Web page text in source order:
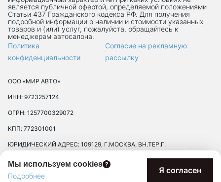
Мы используем cookies
Подробнее
Я согласен
является публичной офертой, определяемой положениями
Статьи 437 Гражданского кодекса РФ. Для получения
подробной информации о наличии и стоимости указанных
товаров и (или) услуг, пожалуйста, обращайтесь к
менеджерам автосалона.
Политика
конфиденциальности
Согласие на рекламную
рассылку
ООО «МИР АВТО»
ИНН: 9723257124
ОГРН: 1257700329072
КПП: 772301001
ЮРИДИЧЕСКИЙ АДРЕС: 109129, Г.МОСКВА, ВН.ТЕР.Г.
ТЕКСТИЛЬЩИКОВ, Д. 13, К. 2, ПОМЕЩ. 17/8П